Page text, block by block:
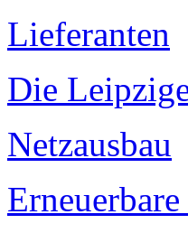
Lieferanten
Die
Netzausbau